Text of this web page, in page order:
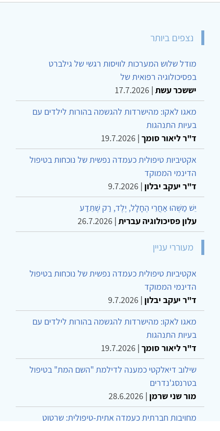
נצפים ביותר
מודל שלוש המערכות לוויסות רגשי של גילברט
בפסיכולוגיה רפואית של
יששכר עשת |
17.7.2026
מאגו לאקו: מהישרדות להגשמה בהורות לילדים עם
בעיות התנהגות
ד"ר ליאור סומך |
19.7.2026
אקטיביות טיפולית כעמדה נפשית של נוכחות בטיפול
הדינמי הממוקד
ד"ר יעקב יבלון |
9.7.2026
יֵשׁ מַשֶּׁהוּ אַחֲרֵי הֶחָלָל, יֶלֶד, רַק שֶׁתֵּדַע
עלון פסיכולוגיה עברית |
26.7.2026
מעוררי עניין
אקטיביות טיפולית כעמדה נפשית של נוכחות בטיפול
הדינמי הממוקד
ד"ר יעקב יבלון |
9.7.2026
מאגו לאקו: מהישרדות להגשמה בהורות לילדים עם
בעיות התנהגות
ד"ר ליאור סומך |
19.7.2026
שילוב דיאלקטי כמענה לדילמת "השם המת" בטיפול
בטרנסג'נדרים
מור שני שרמן |
28.6.2026
מחויבות חברתית כעמדה אתית-טיפולית: שרטוט